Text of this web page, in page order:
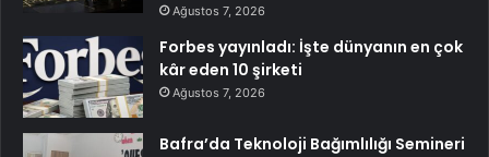
Ağustos 7, 2026
Forbes yayınladı: İşte dünyanın en çok
kâr eden 10 şirketi
Ağustos 7, 2026
Bafra’da Teknoloji Bağımlılığı Semineri